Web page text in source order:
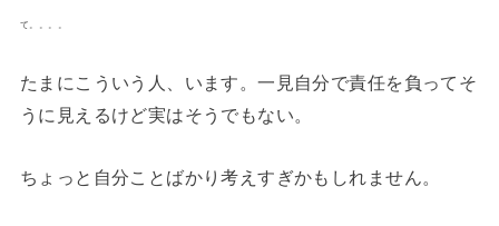
て。。。。
たまにこういう人、います。一見自分で責任を負ってそ
うに見えるけど実はそうでもない。
ちょっと自分ことばかり考えすぎかもしれません。